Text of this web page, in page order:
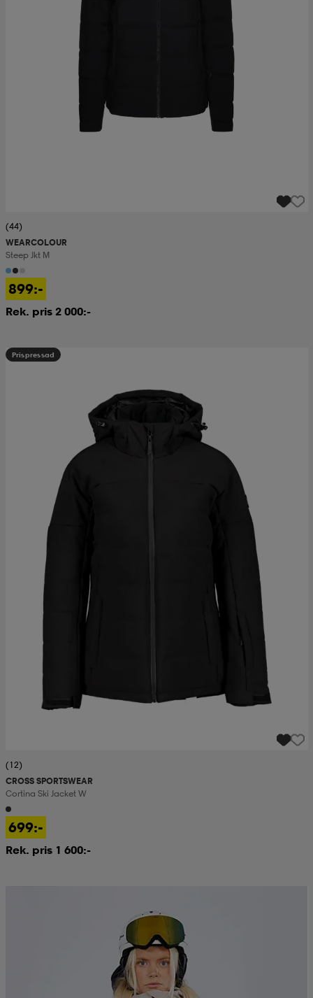
(44)
WEARCOLOUR
Steep Jkt M
899:-
Rek. pris 2 000:-
Prispressad
(12)
CROSS SPORTSWEAR
Cortina Ski Jacket W
699:-
Rek. pris 1 600:-